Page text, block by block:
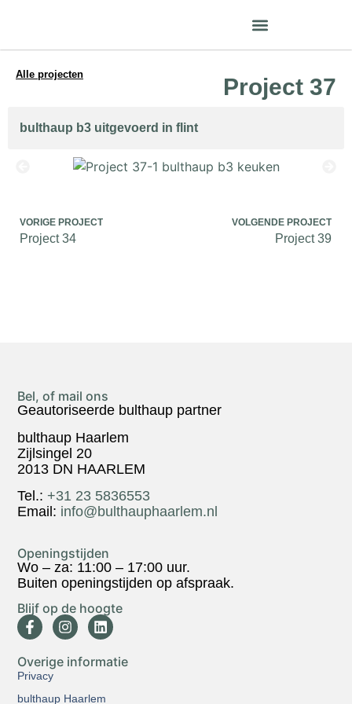
Alle projecten Project 37
bulthaup b3 uitgevoerd in flint
VORIGE PROJECT
Project 34
VOLGENDE PROJECT
Project 39
Bel, of mail ons
Geautoriseerde bulthaup partner
bulthaup Haarlem
Zijlsingel 20
2013 DN HAARLEM
Tel.: +31 23 5836553
Email: info@bulthauphaarlem.nl
Openingstijden
Wo – za: 11:00 – 17:00 uur.
Buiten openingstijden op afspraak.
Blijf op de hoogte
Overige informatie
Privacy
bulthaup Haarlem